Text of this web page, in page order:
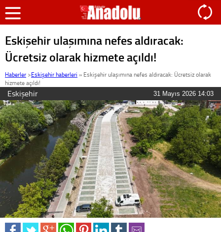
Eskişehir ulaşımına nefes aldıracak:
Ücretsiz olarak hizmete açıldı!
Haberler >Eskişehir haberleri » Eskişehir ulaşımına nefes aldıracak: Ücretsiz olarak
hizmete açıldı!
Eskişehir 31 Mayıs 2026 14:03